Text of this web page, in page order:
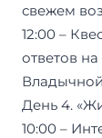
свежем
12:00 –
ответов
День 4.
10:00 –